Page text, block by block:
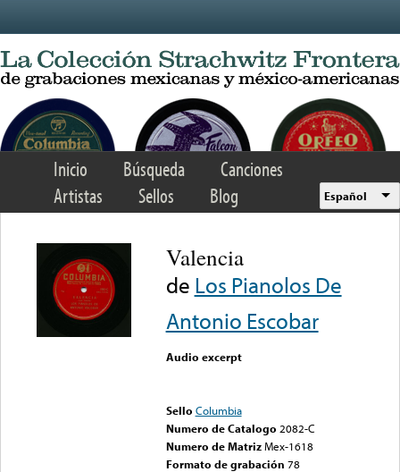
Inicio Búsqueda
Canciones
Artistas
Sellos Blog Español
Valencia
de Los Pianolos De
Antonio Escobar
Audio excerpt
Sello Columbia
Numero de Catalogo 2082-C
Numero de Matriz Mex-1618
Formato de grabación 78